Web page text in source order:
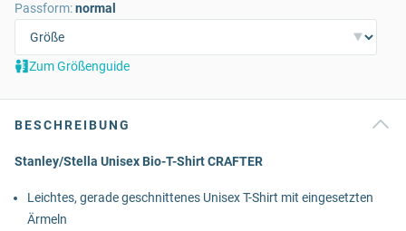
Passform:normal
Zum Größenguide
BESCHREIBUNG
Stanley/Stella Unisex Bio-T-Shirt CRAFTER
Leichtes, gerade geschnittenes Unisex T-Shirt mit eingesetzten
Ärmeln